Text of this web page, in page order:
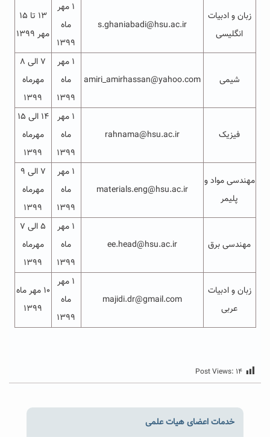
زبان و ادبیات
انگلیسی
s.ghaniabadi@hsu.ac.ir
۱ مهر
ماه
۱۳۹۹
۱۳ تا ۱۵
مهر ۱۳۹۹
شیمی amiri_amirhassan@yahoo.com
۱ مهر
ماه
۱۳۹۹
۷ الی ۸
مهرماه
۱۳۹۹
فیزیک rahnama@hsu.ac.ir
۱ مهر
ماه
۱۳۹۹
۱۴ الی ۱۵
مهرماه
۱۳۹۹
مهندسی مواد و
پلیمر
materials.eng@hsu.ac.ir
۱ مهر
ماه
۱۳۹۹
۷ الی ۹
مهرماه
۱۳۹۹
مهندسی برق ee.head@hsu.ac.ir
۱ مهر
ماه
۱۳۹۹
۵ الی ۷
مهرماه
۱۳۹۹
زبان و ادبیات
عربی
majidi.dr@gmail.com
۱ مهر
ماه
۱۳۹۹
۱۰ مهر ماه
۱۳۹۹
Post Views: ۱۴
خدمات اعضای هیات علمی